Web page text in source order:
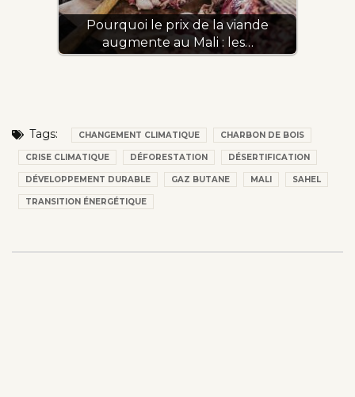
Pourquoi le prix de la viande
augmente au Mali : les…
Tags: CHANGEMENT CLIMATIQUE CHARBON DE BOIS
CRISE CLIMATIQUE DÉFORESTATION DÉSERTIFICATION
DÉVELOPPEMENT DURABLE GAZ BUTANE MALI SAHEL
TRANSITION ÉNERGÉTIQUE